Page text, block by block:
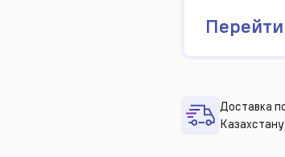
Доставка
Казахстану